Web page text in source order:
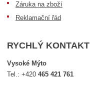
Záruka na zboží
Reklamační řád
RYCHLÝ KONTAKT
Vysoké Mýto
Tel.:+420465 421 761